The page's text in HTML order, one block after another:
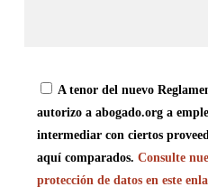
A tenor del nuevo
autorizo a abogado.org a
intermediar con ciertos
aquí comparados. Consulte
protección de datos en este